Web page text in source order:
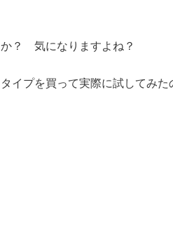
？ 気になりますよね？
イプを買って実際に試してみ